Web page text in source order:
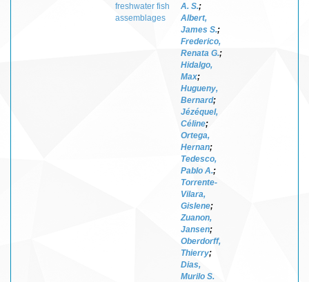
freshwater fish
assemblages
A. S.;
Albert,
James S.;
Frederico,
Renata G.;
Hidalgo,
Max;
Hugueny,
Bernard;
Jézéquel,
Céline;
Ortega,
Hernan;
Tedesco,
Pablo A.;
Torrente-
Vilara,
Gislene;
Zuanon,
Jansen;
Oberdorff,
Thierry;
Dias,
Murilo S.